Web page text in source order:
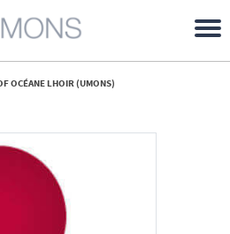
OCÉANE LHOIR (UMONS)